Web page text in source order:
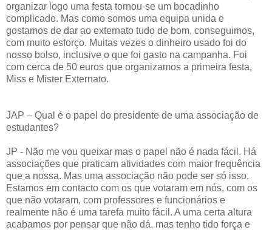
organizar logo uma festa tornou-se um bocadinho
complicado. Mas como somos uma equipa unida e
gostamos de dar ao externato tudo de bom, conseguimos,
com muito esforço. Muitas vezes o dinheiro usado foi do
nosso bolso, inclusive o que foi gasto na campanha. Foi
com cerca de 50 euros que organizamos a primeira festa,
Miss e Mister Externato.
JAP – Qual é o papel do presidente de uma associação de
estudantes?
JP - Não me vou queixar mas o papel não é nada fácil. Há
associações que praticam atividades com maior frequência
que a nossa. Mas uma associação não pode ser só isso.
Estamos em contacto com os que votaram em nós, com os
que não votaram, com professores e funcionários e
realmente não é uma tarefa muito fácil. A uma certa altura
acabamos por pensar que não dá, mas tenho tido força e